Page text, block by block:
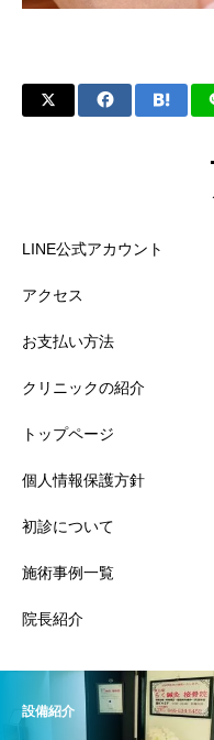
LINE公式アカウント
アクセス
お支払い方法
クリニックの紹介
トップページ
個人情報保護方針
初診について
施術事例一覧
院長紹介
設備紹介